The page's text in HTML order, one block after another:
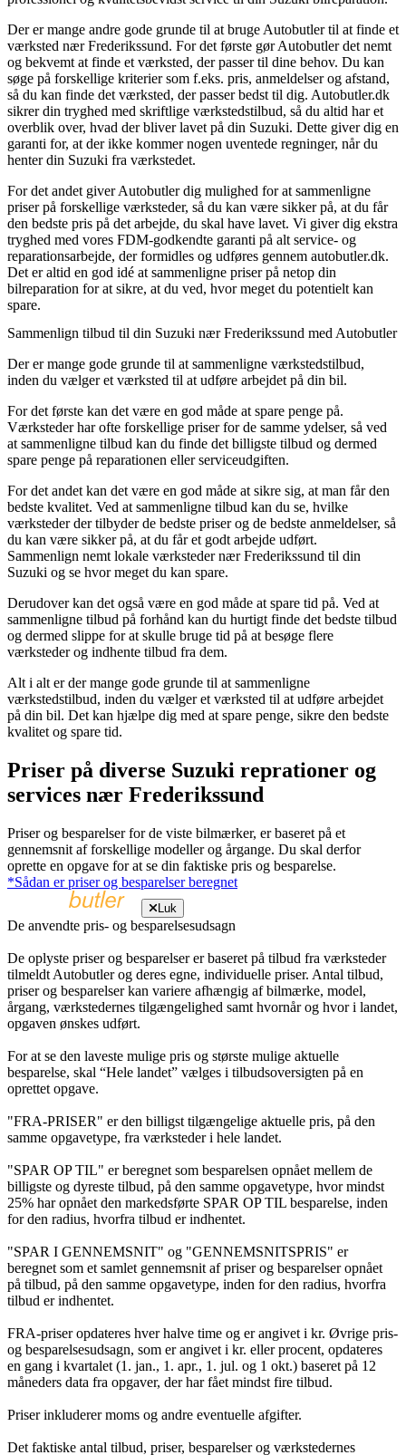
Der er mange andre gode grunde til at bruge Autobutler til at finde et
værksted nær Frederikssund. For det første gør Autobutler det nemt
og bekvemt at finde et værksted, der passer til dine behov. Du kan
søge på forskellige kriterier som f.eks. pris, anmeldelser og afstand,
så du kan finde det værksted, der passer bedst til dig. Autobutler.dk
sikrer din tryghed med skriftlige værkstedstilbud, så du altid har et
overblik over, hvad der bliver lavet på din Suzuki. Dette giver dig en
garanti for, at der ikke kommer nogen uventede regninger, når du
henter din Suzuki fra værkstedet.
For det andet giver Autobutler dig mulighed for at sammenligne
priser på forskellige værksteder, så du kan være sikker på, at du får
den bedste pris på det arbejde, du skal have lavet. Vi giver dig ekstra
tryghed med vores FDM-godkendte garanti på alt service- og
reparationsarbejde, der formidles og udføres gennem autobutler.dk.
Det er altid en god idé at sammenligne priser på netop din
bilreparation for at sikre, at du ved, hvor meget du potentielt kan
spare.
Sammenlign tilbud til din Suzuki nær Frederikssund med Autobutler
Der er mange gode grunde til at sammenligne værkstedstilbud,
inden du vælger et værksted til at udføre arbejdet på din bil.
For det første kan det være en god måde at spare penge på.
Værksteder har ofte forskellige priser for de samme ydelser, så ved
at sammenligne tilbud kan du finde det billigste tilbud og dermed
spare penge på reparationen eller serviceudgiften.
For det andet kan det være en god måde at sikre sig, at man får den
bedste kvalitet. Ved at sammenligne tilbud kan du se, hvilke
værksteder der tilbyder de bedste priser og de bedste anmeldelser, så
du kan være sikker på, at du får et godt arbejde udført.
Sammenlign nemt lokale værksteder nær Frederikssund til din
Suzuki og se hvor meget du kan spare.
Derudover kan det også være en god måde at spare tid på. Ved at
sammenligne tilbud på forhånd kan du hurtigt finde det bedste tilbud
og dermed slippe for at skulle bruge tid på at besøge flere
værksteder og indhente tilbud fra dem.
Alt i alt er der mange gode grunde til at sammenligne
værkstedstilbud, inden du vælger et værksted til at udføre arbejdet
på din bil. Det kan hjælpe dig med at spare penge, sikre den bedste
kvalitet og spare tid.
Priser på diverse Suzuki reprationer og
services nær Frederikssund
Priser og besparelser for de viste bilmærker, er baseret på et
gennemsnit af forskellige modeller og årgange. Du skal derfor
oprette en opgave for at se din faktiske pris og besparelse.
*Sådan er priser og besparelser beregnet
Luk
De anvendte pris- og besparelsesudsagn
De oplyste priser og besparelser er baseret på tilbud fra værksteder
tilmeldt Autobutler og deres egne, individuelle priser. Antal tilbud,
priser og besparelser kan variere afhængig af bilmærke, model,
årgang, værkstedernes tilgængelighed samt hvornår og hvor i landet,
opgaven ønskes udført.
For at se den laveste mulige pris og største mulige aktuelle
besparelse, skal “Hele landet” vælges i tilbudsoversigten på en
oprettet opgave.
"FRA-PRISER" er den billigst tilgængelige aktuelle pris, på den
samme opgavetype, fra værksteder i hele landet.
"SPAR OP TIL" er beregnet som besparelsen opnået mellem de
billigste og dyreste tilbud, på den samme opgavetype, hvor mindst
25% har opnået den markedsførte SPAR OP TIL besparelse, inden
for den radius, hvorfra tilbud er indhentet.
"SPAR I GENNEMSNIT" og "GENNEMSNITSPRIS" er
beregnet som et samlet gennemsnit af priser og besparelser opnået
på tilbud, på den samme opgavetype, inden for den radius, hvorfra
tilbud er indhentet.
FRA-priser opdateres hver halve time og er angivet i kr. Øvrige pris-
og besparelsesudsagn, som er angivet i kr. eller procent, opdateres
en gang i kvartalet (1. jan., 1. apr., 1. jul. og 1 okt.) baseret på 12
måneders data fra opgaver, der har fået mindst fire tilbud.
Priser inkluderer moms og andre eventuelle afgifter.
Det faktiske antal tilbud, priser, besparelser og værkstedernes